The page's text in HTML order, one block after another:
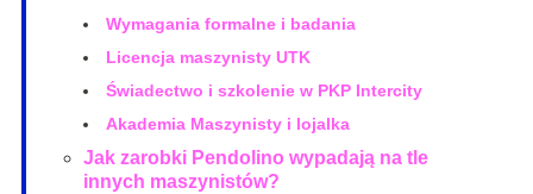
Wymagania formalne i badania
Licencja maszynisty UTK
Świadectwo i szkolenie w PKP Intercity
Akademia Maszynisty i lojalka
Jak zarobki Pendolino wypadają na tle
innych maszynistów?